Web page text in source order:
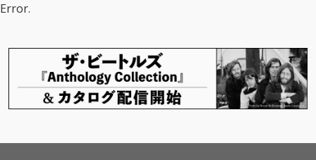
Error.